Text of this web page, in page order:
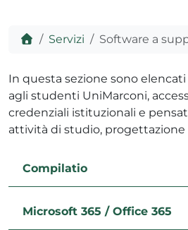
Home
Servizi Software a
In questa sezione sono
agli studenti UniMarconi,
credenziali istituzionali e
attività di studio, progettazione
Compilatio
Microsoft 365 / Office 365